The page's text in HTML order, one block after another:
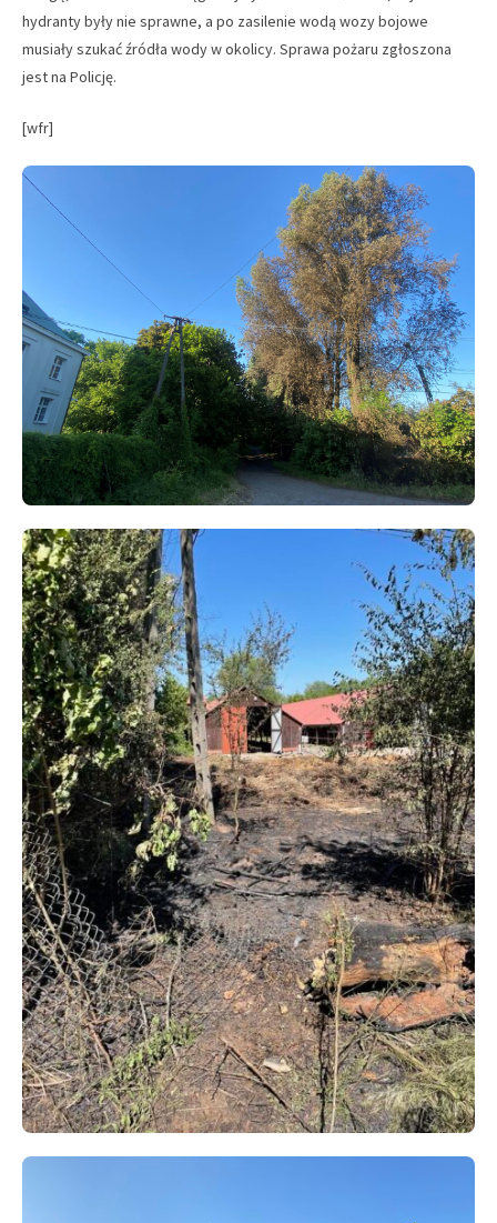
hydranty były nie sprawne, a po zasilenie wodą wozy bojowe
musiały szukać źródła wody w okolicy. Sprawa pożaru zgłoszona
jest na Policję.
[wfr]